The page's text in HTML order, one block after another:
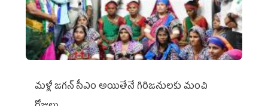
మళ్లీ జగన్ సీఎం అయితేనే గిరిజనులకు మంచి